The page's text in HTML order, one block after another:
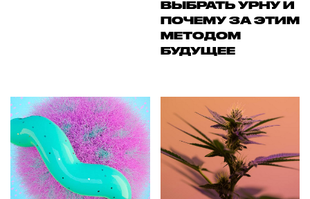
ВЫБРАТЬ УРНУ И
ПОЧЕМУ ЗА ЭТИМ
МЕТОДОМ
БУДУЩЕЕ